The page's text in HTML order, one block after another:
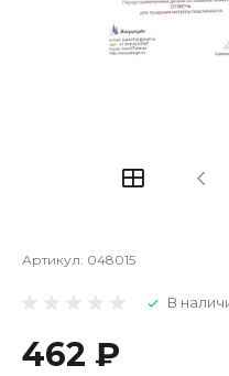
Артикул: 048015
В
462 ₽